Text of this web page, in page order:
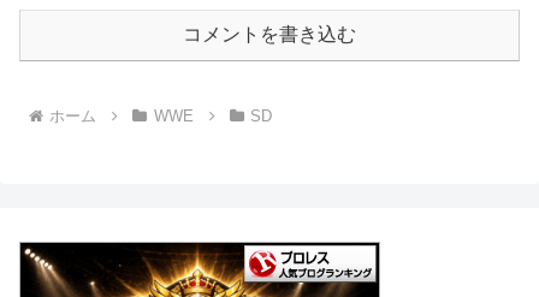
コメントを書き込む
ホーム WWE SD